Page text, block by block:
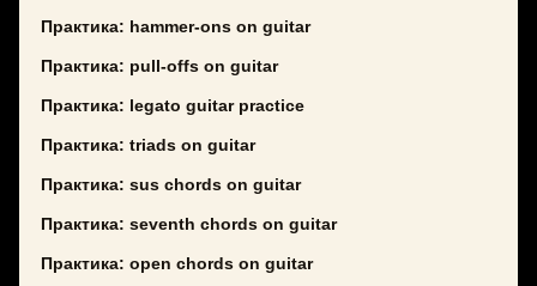
Практика: hammer-ons on guitar
Практика: pull-offs on guitar
Практика: legato guitar practice
Практика: triads on guitar
Практика: sus chords on guitar
Практика: seventh chords on guitar
Практика: open chords on guitar